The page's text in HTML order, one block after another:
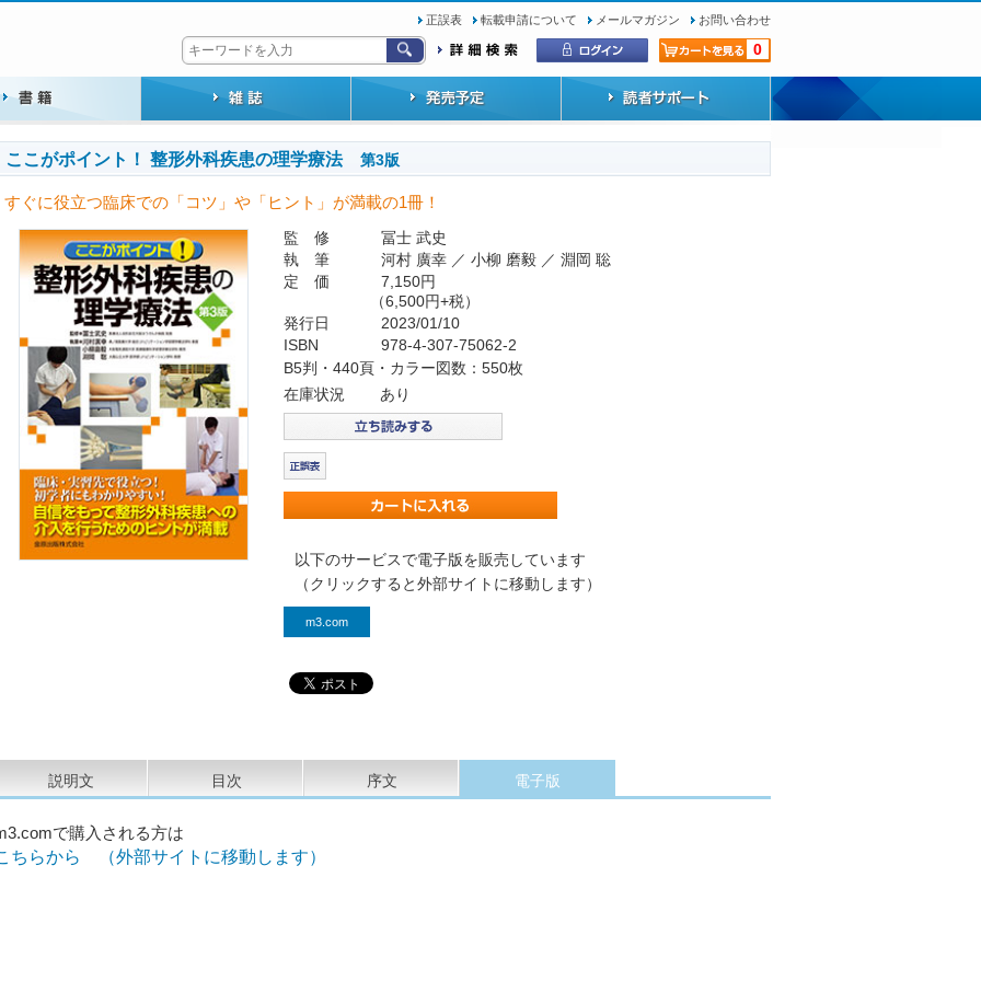
正誤表 転載申請について メールマガジン お問い合わせ
0
ここがポイント！ 整形外科疾患の理学療法 第3版
すぐに役立つ臨床での「コツ」や「ヒント」が満載の1冊！
監 修
冨士 武史
執 筆
河村 廣幸 ／ 小柳 磨毅 ／ 淵岡 聡
定 価
7,150円
（6,500円+税）
発行日
2023/01/10
ISBN
978-4-307-75062-2
B5判・440頁・カラー図数：550枚
在庫状況
あり
以下のサービスで電子版を販売しています
（クリックすると外部サイトに移動します）
m3.com
説明文 目次 序文 電子版
で購入される方は
ちらから （外部サイトに移動します）